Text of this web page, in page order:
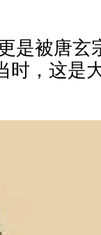
是被唐玄
时，这是